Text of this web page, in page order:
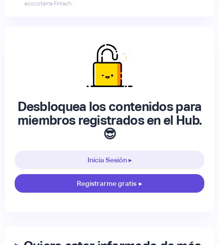
ecosistema Fintech.
Desbloquea los contenidos para
miembros registrados en el Hub.
😎
Inicia Sesión ▸
Registrarme gratis ▸